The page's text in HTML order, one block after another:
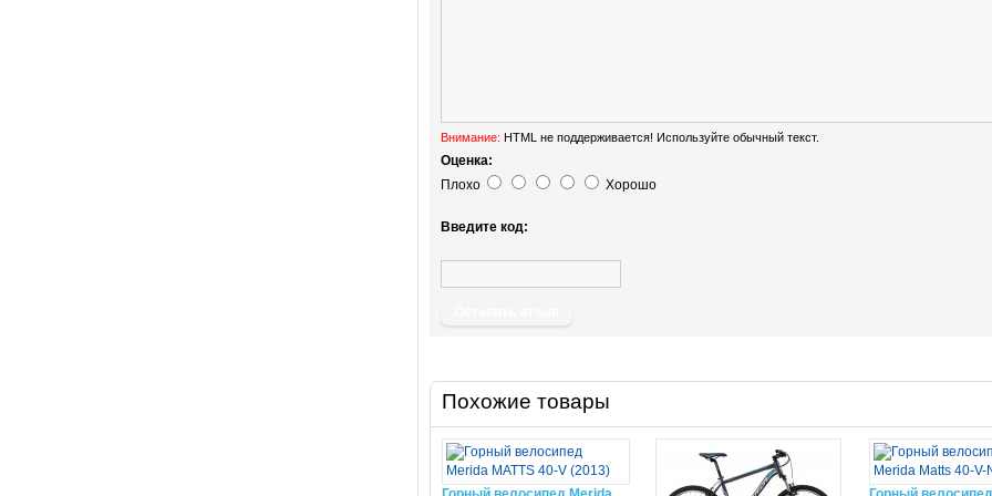
Внимание: HTML не поддерживается! Используйте обычный текст.
Оценка:
Плохо
Хорошо
Введите код:
Похожие товары